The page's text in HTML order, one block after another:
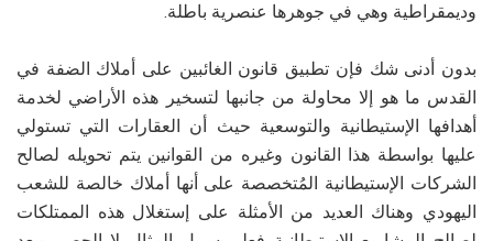
وديمقراطية وهي في جوهرها عنصرية باطلة.
بدون أدنى شك فإن تطبيق قانون الغائبين على أملاك الضفة في
القدس ما هو إلا محاولة من جانبها لتسخير هذه الأراضي لخدمة
أهدافها الإستيطانية والتوسعية حيث أن العقارات التي تستولي
عليها بواسطة هذا القانون وغيره من القوانين يتم تحويله لصالح
الشركات الإستيطانية المُتخصصة على أنها أملاك خالصة للشعب
اليهودي وهناك العديد من الأمثلة على إستغلال هذه الممتلكات